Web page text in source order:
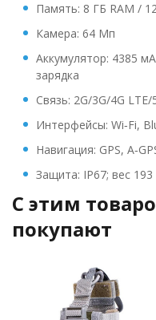
Память: 8 ГБ RAM /
Камера: 64 Мп
Аккумулятор: 4385
зарядка
Связь: 2G/3G/4G
Интерфейсы: Wi‑Fi,
Навигация: GPS,
Защита: IP67; вес
C этим
покупают